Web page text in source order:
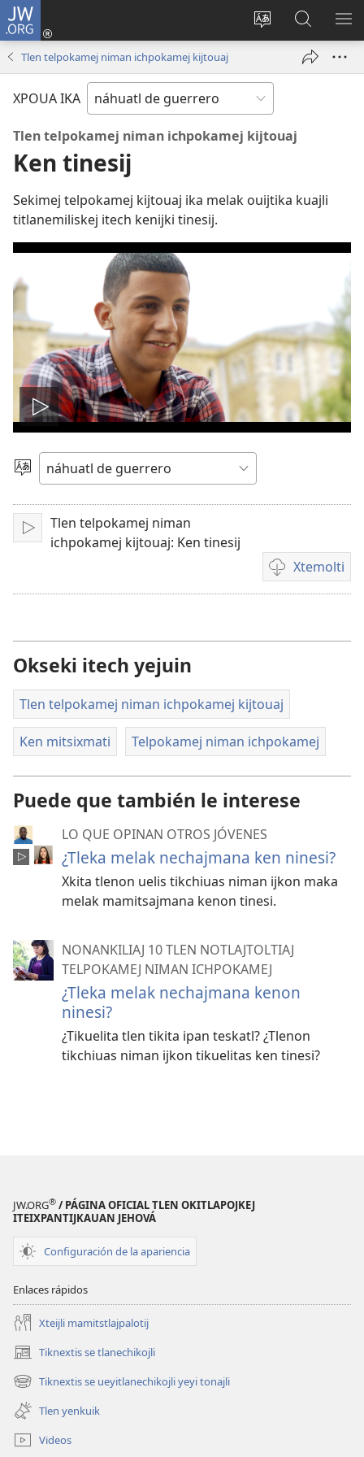
JW.ORG
Xpatili
ipan sitio
Iniciar
sesión
nueva
Xtejtemo
ipan
jw.org
Tlen telpokamej niman ichpokamej kijtouaj
XPOUA IKA
Tlen telpokamej niman ichpokamej kijtouaj
Ken tinesij
Sekimej telpokamej kijtouaj ika melak ouijtika kuajli
titlanemiliskej itech kenijki tinesij.
Reproducir
video
Xtlapejpeni
tlen
tlajtojli
Xkaki
Tlen telpokamej niman
ichpokamej kijtouaj: Ken tinesij
Xtemolti
Kenon
tikintemoltis
for
screen
reader
Okseki itech yejuin
Tlen telpokamej niman ichpokamej kijtouaj
Ken mitsixmati Telpokamej niman ichpokamej
Puede que también le interese
LO QUE OPINAN OTROS JÓVENES
¿Tleka melak nechajmana ken ninesi?
Xkita tlenon uelis tikchiuas niman ijkon maka
melak mamitsajmana kenon tinesi.
NONANKILIAJ 10 TLEN NOTLAJTOLTIAJ
TELPOKAMEJ NIMAN ICHPOKAMEJ
¿Tleka melak nechajmana kenon
ninesi?
¿Tikuelita tlen tikita ipan teskatl? ¿Tlenon
tikchiuas niman ijkon tikuelitas ken tinesi?
JW.ORG® / PÁGINA OFICIAL TLEN OKITLAPOJKEJ
ITEIXPANTIJKAUAN JEHOVÁ
Configuración de la apariencia
Enlaces rápidos
Xteijli mamitstlajpalotij
Tiknextis se tlanechikojli
(abre
una
nueva
ventana)
Tiknextis se ueyitlanechikojli yeyi tonajli
(abre
una
nueva
ventana)
Tlen yenkuik
Videos